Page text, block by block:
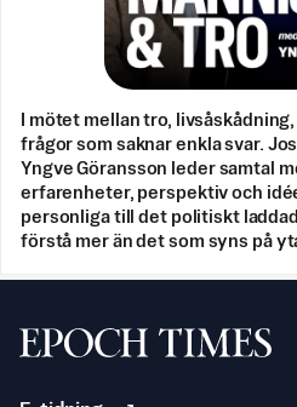
I mötet mellan tro,
frågor som saknar enkla svar.
Yngve Göransson leder samtal
erfarenheter, perspektiv och
personliga till det politiskt
förstå mer än det som syns på
Svenska Epoch Times